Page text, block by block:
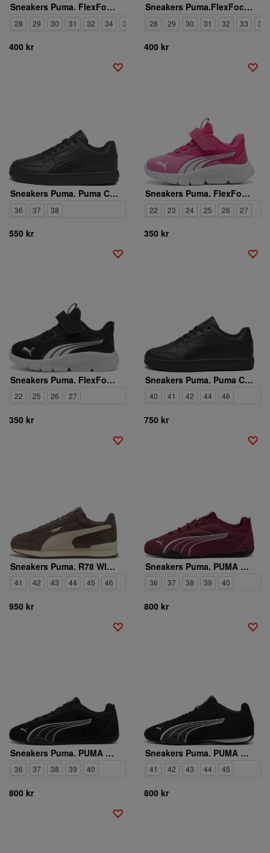
Sneakers Puma. FlexFocus Modern AC+ PS
28 29 30 31 32 34 35
400 kr
Sneakers Puma.FlexFocus Modern AC+ PS
28 29 30 31 32 33 35
400 kr
Sneakers Puma. Puma Caven 2.0 Jr
36 37 38
550 kr
Sneakers Puma. FlexFocus Modern AC+ Inf
22 23 24 25 26 27
350 kr
Sneakers Puma. FlexFocus Modern AC+ Inf
22 25 26 27
350 kr
Sneakers Puma. Puma Caven 2.0
40 41 42 44 46
750 kr
Sneakers Puma. R78 WIND SD 402660 05
41 42 43 44 45 46
950 kr
Sneakers Puma. PUMA CATCH SOLEIL SD 403955 04
36 37 38 39 40
800 kr
Sneakers Puma. PUMA CATCH SOLEIL SD
36 37 38 39 40
800 kr
Sneakers Puma. PUMA CATCH SD 402681 02
41 42 43 44 45
800 kr